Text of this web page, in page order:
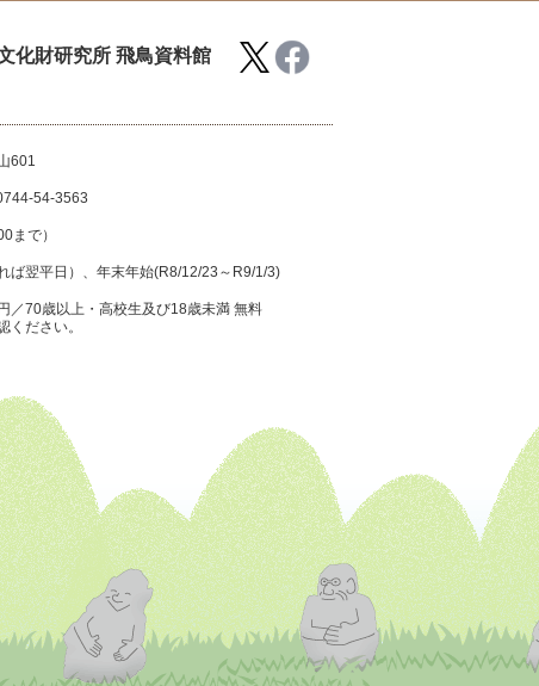
化財研究所 飛鳥資料館
601
54-3563
まで）
ば翌平日）、 年末年始(R8/12/23～R9/1/3)
／70歳以上・高校生及び18歳未満 無料
ください。